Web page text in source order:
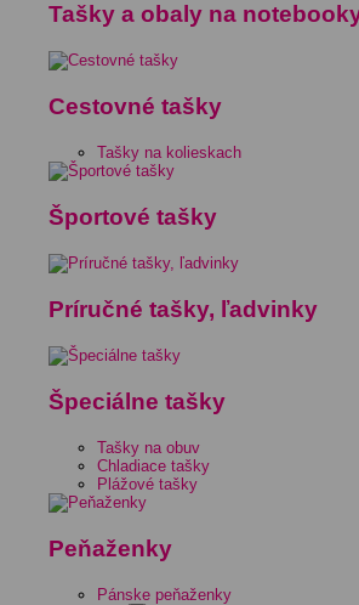
Tašky a obaly na
Cestovné tašky
Tašky na kolieskach
Športové tašky
Príručné tašky, ľadvinky
Špeciálne tašky
Tašky na obuv
Chladiace tašky
Plážové tašky
Peňaženky
Pánske peňaženky